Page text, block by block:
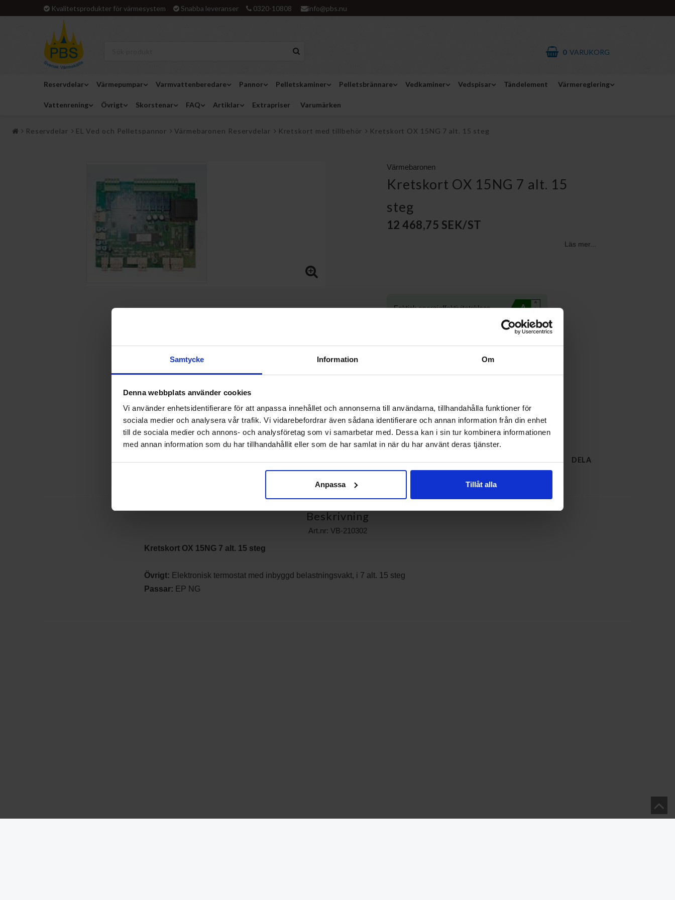
Samtycke Information Om
Denna webbplats använder cookies
Vi använder enhetsidentifierare för att anpassa innehållet och annonserna till användarna, tillhandahålla funktioner för
sociala medier och analysera vår trafik. Vi vidarebefordrar även sådana identifierare och annan information från din enhet
till de sociala medier och annons- och analysföretag som vi samarbetar med. Dessa kan i sin tur kombinera informationen
med annan information som du har tillhandahållit eller som de har samlat in när du har använt deras tjänster.
Anpassa Tillåt alla
Kvalitetsprodukter för värmesystem Snabba leveranser 0320-10808 info@pbs.nu
0 VARUKORG
Reservdelar Värmepumpar Varmvattenberedare Pannor Pelletskaminer Pelletsbrännare Vedkaminer Vedspisar Tändelement Värmereglering
Vattenrening Övrigt Skorstenar FAQ Artiklar Extrapriser Varumärken
Reservdelar EL Ved och Pelletspannor Värmebaronen Reservdelar Kretskort med tillbehör Kretskort OX 15NG 7 alt. 15 steg
Värmebaronen
Kretskort OX 15NG 7 alt. 15
steg
12 468,75 SEK/ST
Läs mer...
Faktisk energieffektivitetsklass A
A
↑
Betala säkert med kort
Varumärke Värmebaronen
DELA
Beskrivning
Art.nr: VB-210302
Kretskort OX 15NG 7 alt. 15 steg
Övrigt: Elektronisk termostat med inbyggd belastningsvakt, i 7 alt. 15 steg
Passar: EP NG